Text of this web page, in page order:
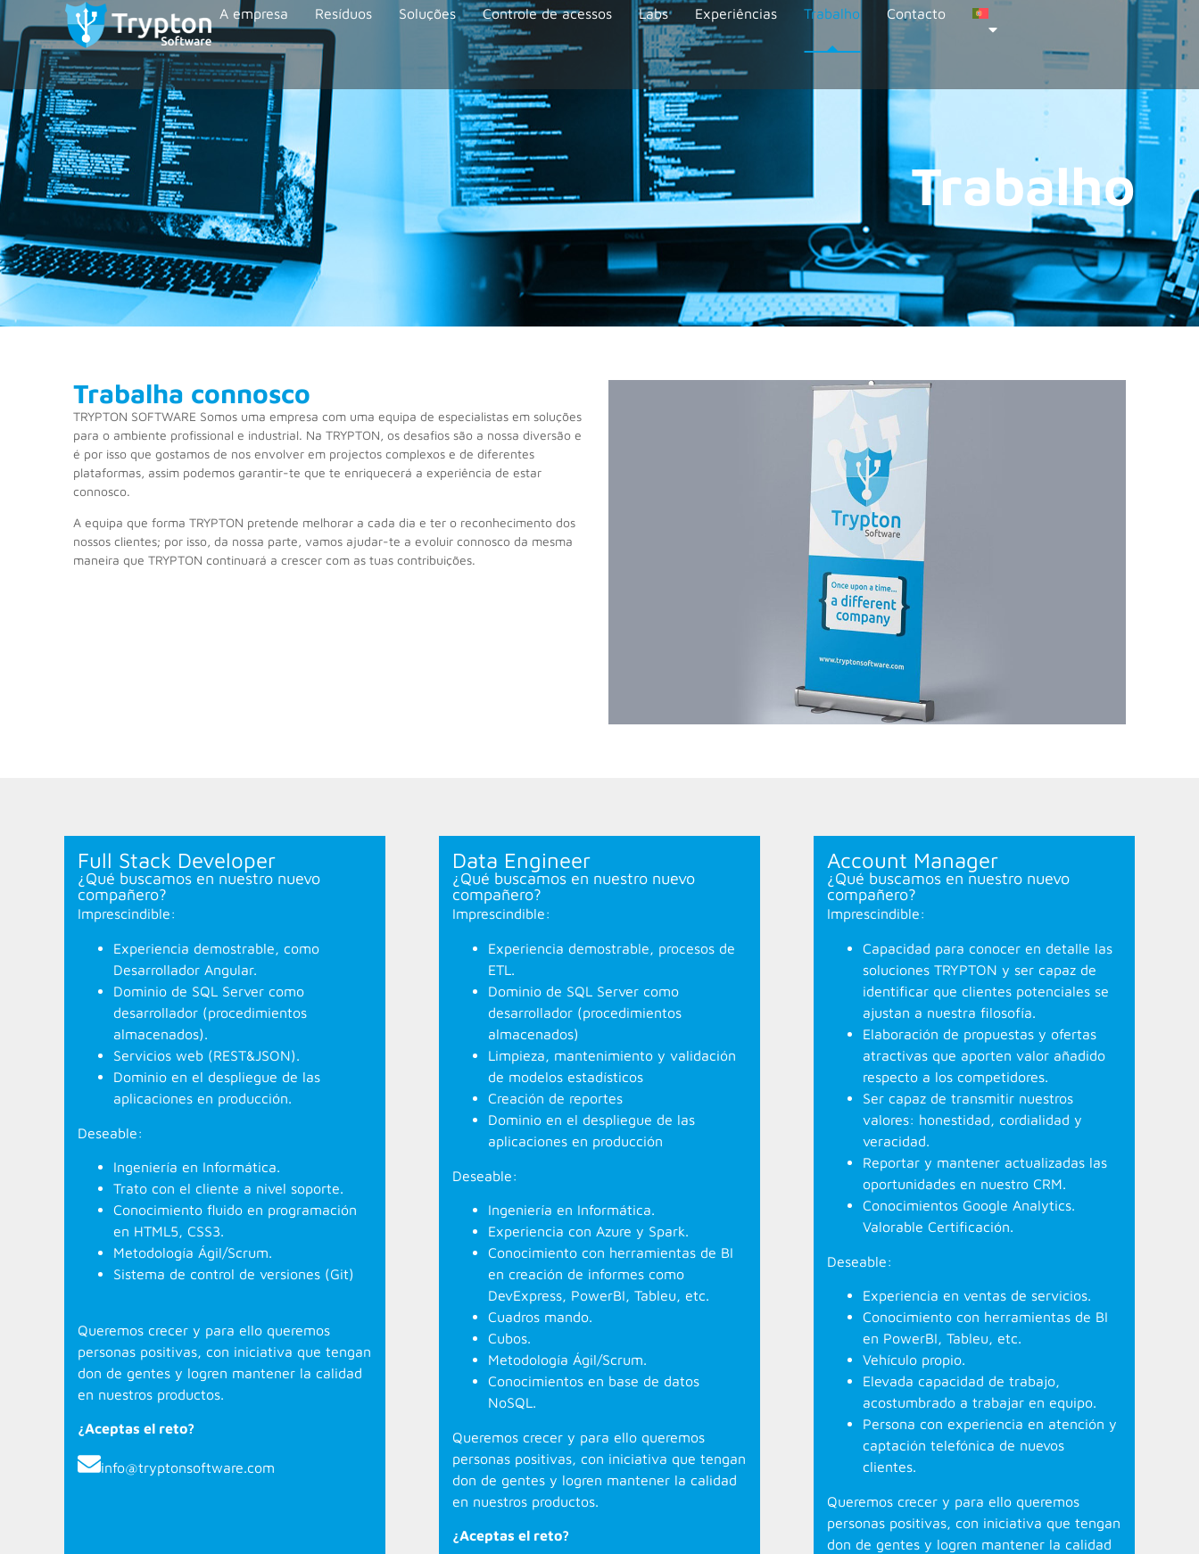
A empresa Resíduos Soluções Controle de acessos Labs Experiências Trabalho Contacto
Trabalho
Trabalha connosco
TRYPTON SOFTWARE Somos uma empresa com uma equipa de especialistas em soluções
para o ambiente profissional e industrial. Na TRYPTON, os desafios são a nossa diversão e
é por isso que gostamos de nos envolver em projectos complexos e de diferentes
plataformas, assim podemos garantir-te que te enriquecerá a experiência de estar
connosco.
A equipa que forma TRYPTON pretende melhorar a cada dia e ter o reconhecimento dos
nossos clientes; por isso, da nossa parte, vamos ajudar-te a evoluir connosco da mesma
maneira que TRYPTON continuará a crescer com as tuas contribuições.
Full Stack Developer
¿Qué buscamos en nuestro nuevo
compañero?
Imprescindible:
Experiencia demostrable, como
Desarrollador Angular.
Dominio de SQL Server como
desarrollador (procedimientos
almacenados).
Servicios web (REST&JSON).
Dominio en el despliegue de las
aplicaciones en producción.
Deseable:
Ingeniería en Informática.
Trato con el cliente a nivel soporte.
Conocimiento fluido en programación
en HTML5, CSS3.
Metodología Ágil/Scrum.
Sistema de control de versiones (Git)
Queremos crecer y para ello queremos
personas positivas, con iniciativa que tengan
don de gentes y logren mantener la calidad
en nuestros productos.
¿Aceptas el reto?
info@tryptonsoftware.com
Data Engineer
¿Qué buscamos en nuestro nuevo
compañero?
Imprescindible:
Experiencia demostrable, procesos de
ETL.
Dominio de SQL Server como
desarrollador (procedimientos
almacenados)
Limpieza, mantenimiento y validación
de modelos estadísticos
Creación de reportes
Dominio en el despliegue de las
aplicaciones en producción
Deseable:
Ingeniería en Informática.
Experiencia con Azure y Spark.
Conocimiento con herramientas de BI
en creación de informes como
DevExpress, PowerBI, Tableu, etc.
Cuadros mando.
Cubos.
Metodología Ágil/Scrum.
Conocimientos en base de datos
NoSQL.
Queremos crecer y para ello queremos
personas positivas, con iniciativa que tengan
don de gentes y logren mantener la calidad
en nuestros productos.
¿Aceptas el reto?
Account Manager
¿Qué buscamos en nuestro nuevo
compañero?
Imprescindible:
Capacidad para conocer en detalle las
soluciones TRYPTON y ser capaz de
identificar que clientes potenciales se
ajustan a nuestra filosofía.
Elaboración de propuestas y ofertas
atractivas que aporten valor añadido
respecto a los competidores.
Ser capaz de transmitir nuestros
valores: honestidad, cordialidad y
veracidad.
Reportar y mantener actualizadas las
oportunidades en nuestro CRM.
Conocimientos Google Analytics.
Valorable Certificación.
Deseable:
Experiencia en ventas de servicios.
Conocimiento con herramientas de BI
en PowerBI, Tableu, etc.
Vehículo propio.
Elevada capacidad de trabajo,
acostumbrado a trabajar en equipo.
Persona con experiencia en atención y
captación telefónica de nuevos
clientes.
Queremos crecer y para ello queremos
personas positivas, con iniciativa que tengan
don de gentes y logren mantener la calidad